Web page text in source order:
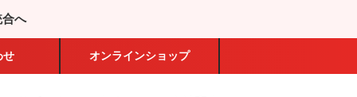
へ
せ オンラインショップ